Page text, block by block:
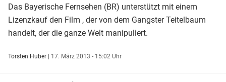
Das Bayerische Fernsehen (BR) unterstützt mit einem
Lizenzkauf den Film , der von dem Gangster Teitelbaum
handelt, der die ganze Welt manipuliert.
Torsten Huber | 17. März 2013 - 15:02 Uhr